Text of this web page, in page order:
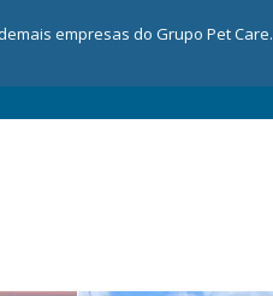
empresas do Grupo Pet Care.